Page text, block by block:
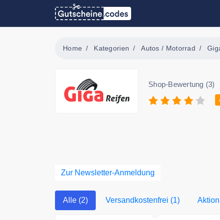
Home Kategorien Autos / Motorrad
Shop-Bewertung (3)
Zur Newsletter-Anmeldung
Alle (2) Versandkostenfrei (1)